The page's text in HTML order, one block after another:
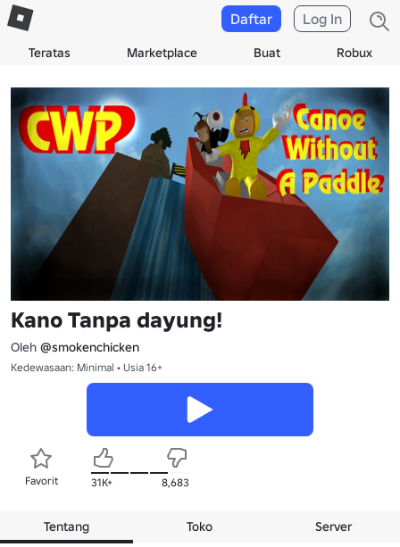
Teratas Marketplace Buat Robux
Daftar Log In
Kano Tanpa dayung!
Oleh @smokenchicken
Kedewasaan: Minimal • Usia 16+
Favorit 31K+ 8,683
Tentang Toko Server